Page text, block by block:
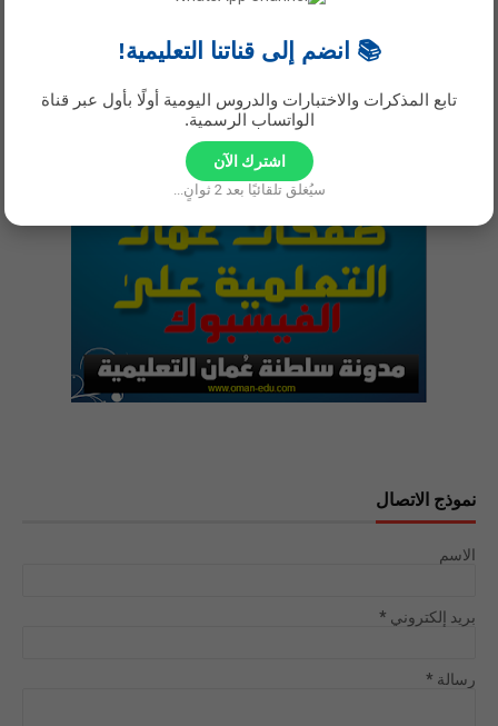
📚 انضم إلى قناتنا التعليمية!
تابع المذكرات والاختبارات والدروس اليومية أولًا بأول عبر قناة
الواتساب الرسمية.
اشترك الآن
سيُغلق تلقائيًا بعد1 ثوانٍ...
اشترك في صفحات الفيسبوك
صفحات الفيسبوك التفاعلية لجميع الصفوف من (1-12 )
نموذج الاتصال
الاسم
بريد إلكتروني *
رسالة *